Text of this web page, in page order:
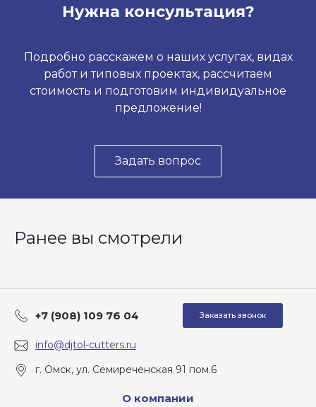
Нужна консультация?
Подробно расскажем о наших услугах, видах
работ и типовых проектах, рассчитаем
стоимость и подготовим индивидуальное
предложение!
Задать вопрос
Ранее вы смотрели
+7 (908) 109 76 04 Заказать звонок
info@djtol-cutters.ru
г. Омск, ул. Семиреченская 91 пом.6
О компании